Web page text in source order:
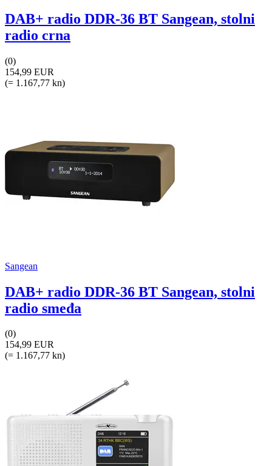
DAB+ radio DDR-36 BT Sangean, stolni
radio crna
(0)
154,99 EUR
(= 1.167,77 kn)
Sangean
DAB+ radio DDR-36 BT Sangean, stolni
radio smeđa
(0)
154,99 EUR
(= 1.167,77 kn)